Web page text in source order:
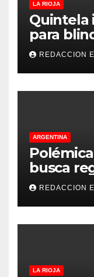
r
a
LA RIOJA
Quintela
para
de La
REDACCION
ARGENTINA
busca
refugios
REDACCION
LA RIOJA